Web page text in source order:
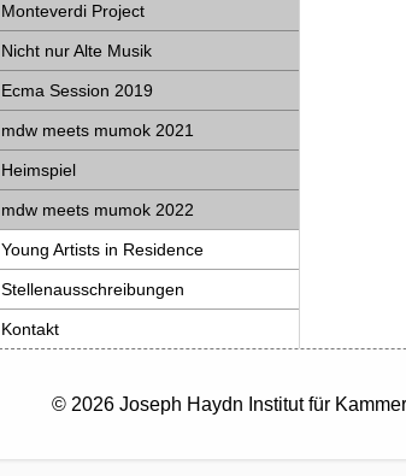
Monteverdi Project
Nicht nur Alte Musik
Ecma Session 2019
mdw meets mumok 2021
Heimspiel
mdw meets mumok 2022
Young Artists in Residence
Stellenausschreibungen
Kontakt
© 2026 Joseph Haydn Institut für